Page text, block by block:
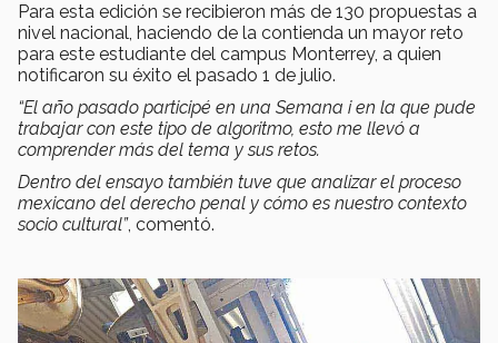
Para esta edición se recibieron más de 130 propuestas a
nivel nacional, haciendo de la contienda un mayor reto
para este estudiante del campus Monterrey, a quien
notificaron su éxito el pasado 1 de julio.
“El año pasado participé en una Semana i en la que pude
trabajar con este tipo de algoritmo, esto me llevó a
comprender más del tema y sus retos.
Dentro del ensayo también tuve que analizar el proceso
mexicano del derecho penal y cómo es nuestro contexto
socio cultural”, comentó.